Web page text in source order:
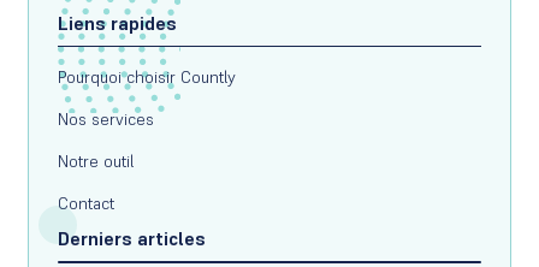
Liens rapides
Pourquoi choisir Countly
Nos services
Notre outil
Contact
Derniers articles